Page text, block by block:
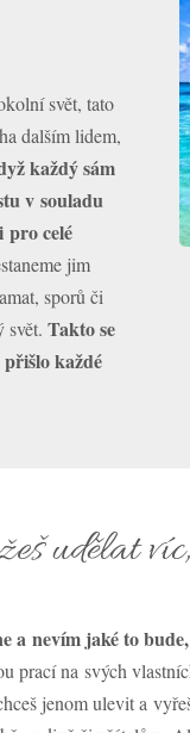
svět, tato
dalším lidem,
každý sám
v souladu
pro celé
jim
sporů či
svět. Takto se
každé
udělat
a nevím jaké to
prací na svých
jenom ulevit a